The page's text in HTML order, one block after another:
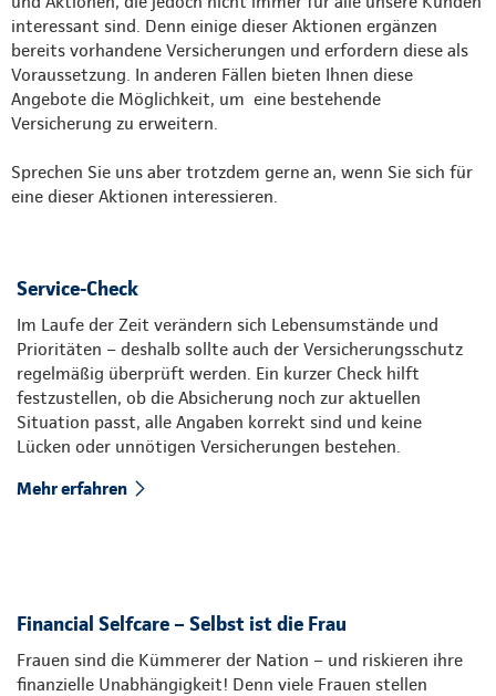
interessant sind. Denn einige dieser Aktionen ergänzen
bereits vorhandene Versicherungen und erfordern diese als
Voraussetzung. In anderen Fällen bieten Ihnen diese
Angebote die Möglichkeit, um eine bestehende
Versicherung zu erweitern.
Sprechen Sie uns aber trotzdem gerne an, wenn Sie sich für
eine dieser Aktionen interessieren.
Service-Check
Im Laufe der Zeit verändern sich Lebensumstände und
Prioritäten – deshalb sollte auch der Versicherungsschutz
regelmäßig überprüft werden. Ein kurzer Check hilft
festzustellen, ob die Absicherung noch zur aktuellen
Situation passt, alle Angaben korrekt sind und keine
Lücken oder unnötigen Versicherungen bestehen.
Mehr erfahren
Financial Selfcare – Selbst ist die Frau
Frauen sind die Kümmerer der Nation – und riskieren ihre
finanzielle Unabhängigkeit! Denn viele Frauen stellen